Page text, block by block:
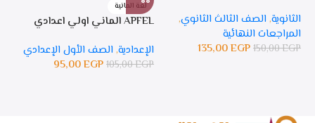
الثانوية, الصف الثالث الثانوي,
المراجعات النهائية
150,00EGP
135,00EGP
لغة المانية
APFEL الماني اولي اعدادي
الإعدادية, الصف الأول الإعدادي
105,00EGP
95,00EGP